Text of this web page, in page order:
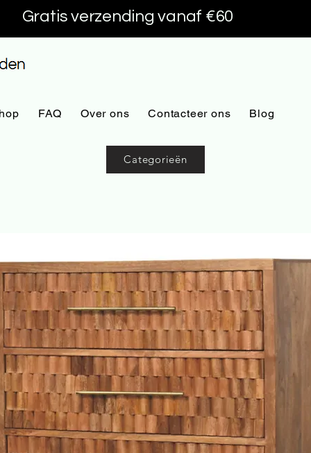
Gratis verzending vanaf €60
FAQ Over ons Contacteer ons Blog
Categorieën